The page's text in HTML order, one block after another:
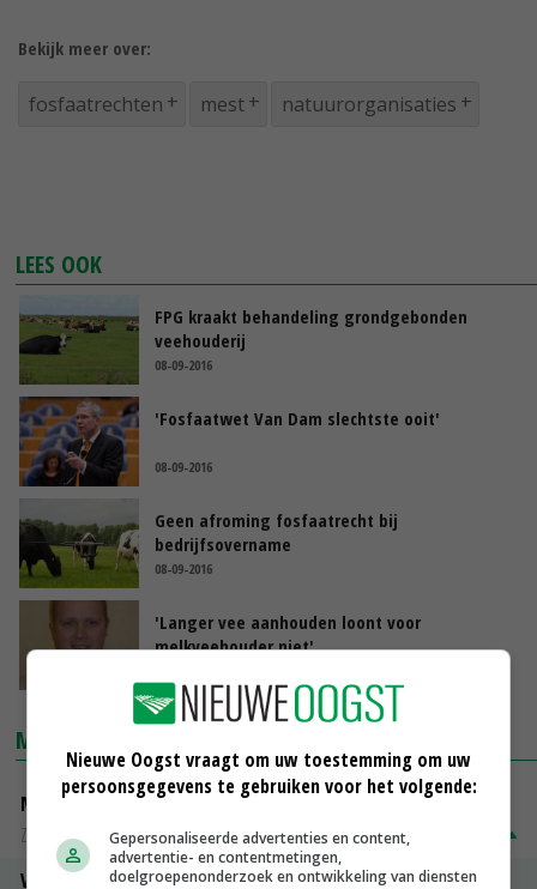
Bekijk meer over:
fosfaatrechten mest natuurorganisaties
LEES OOK
FPG kraakt behandeling grondgebonden
veehouderij
08-09-2016
'Fosfaatwet Van Dam slechtste ooit'
08-09-2016
Geen afroming fosfaatrecht bij
bedrijfsovername
08-09-2016
'Langer vee aanhouden loont voor
melkveehouder niet'
MARKTPRIJZEN
Magere melkpoeder
Zuivel weekprijzen
€ 269,00
Volle melkpoeder
Nieuwe Oogst vraagt om uw toestemming om uw
persoonsgegevens te gebruiken voor het volgende:
Gepersonaliseerde advertenties en content,
advertentie- en contentmetingen,
doelgroepenonderzoek en ontwikkeling van diensten